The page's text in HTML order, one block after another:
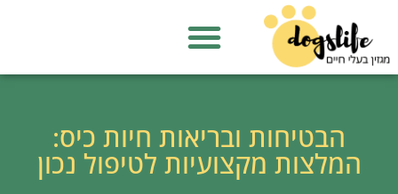
הבטיחות ובריאות חיות כיס:
המלצות מקצועיות לטיפול נכון